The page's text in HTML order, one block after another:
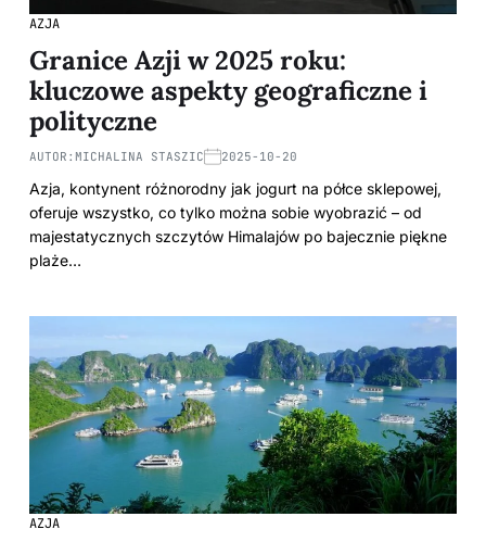
AZJA
Granice Azji w 2025 roku:
kluczowe aspekty geograficzne i
polityczne
AUTOR: MICHALINA STASZIC 2025-10-20
Azja, kontynent różnorodny jak jogurt na półce sklepowej,
oferuje wszystko, co tylko można sobie wyobrazić – od
majestatycznych szczytów Himalajów po bajecznie piękne
plaże…
AZJA